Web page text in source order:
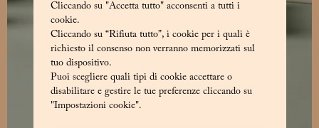
Cliccando su "Accetta tutto" acconsenti a tutti i
cookie.
Cliccando su “Rifiuta tutto”, i cookie per i quali è
richiesto il consenso non verranno memorizzati sul
tuo dispositivo.
Puoi scegliere quali tipi di cookie accettare o
disabilitare e gestire le tue preferenze cliccando su
"Impostazioni cookie".